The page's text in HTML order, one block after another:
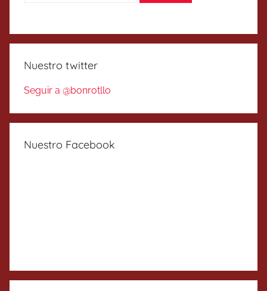
Nuestro twitter
Seguir a @bonrotllo
Nuestro Facebook